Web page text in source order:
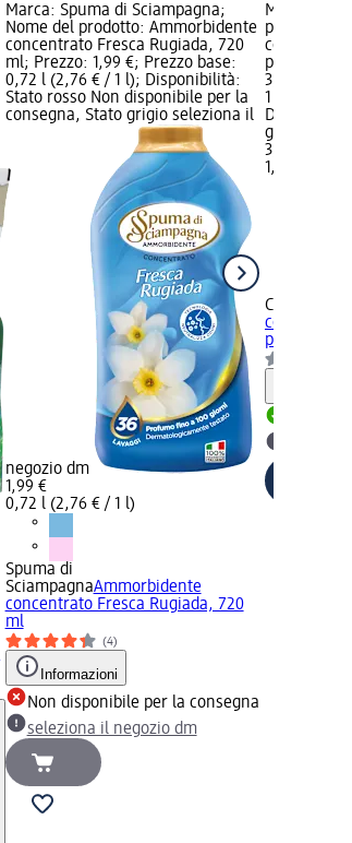
Marca: Spuma di Sciampagna;
Nome del prodotto: Ammorbidente
concentrato Fresca Rugiada, 720
ml; Prezzo: 1,99 €; Prezzo base:
0,72 l (2,76 € / 1 l); Disponibilità:
Stato rosso Non disponibile per la
consegna, Stato grigio seleziona il
negozio dm
1,99 €
0,72 l (2,76 € / 1 l)
Spuma di
SciampagnaAmmorbidente
concentrato Fresca Rugiada, 720
ml
(4)
Informazioni
Non disponibile per la consegna
seleziona il negozio dm
Marca:
prodotto:
primavera
3,99 €;
1 l);
Disponibile
grigio
3,99 €
1,827 l
Coccolino